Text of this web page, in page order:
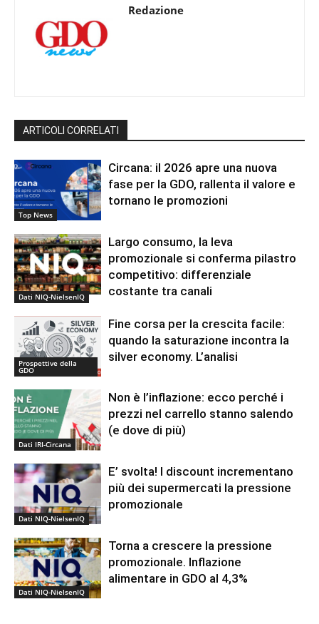
Redazione
ARTICOLI CORRELATI
Top News
Circana: il 2026 apre una nuova
fase per la GDO, rallenta il valore e
tornano le promozioni
Dati NIQ-NielsenIQ
Largo consumo, la leva
promozionale si conferma pilastro
competitivo: differenziale
costante tra canali
Prospettive della
GDO
Fine corsa per la crescita facile:
quando la saturazione incontra la
silver economy. L’analisi
Dati IRI-Circana
Non è l’inflazione: ecco perché i
prezzi nel carrello stanno salendo
(e dove di più)
Dati NIQ-NielsenIQ
E’ svolta! I discount incrementano
più dei supermercati la pressione
promozionale
Dati NIQ-NielsenIQ
Torna a crescere la pressione
promozionale. Inflazione
alimentare in GDO al 4,3%